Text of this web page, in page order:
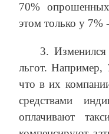
70%
этом только у 7%
3.
льгот.
что в их
средствами
оплачивают